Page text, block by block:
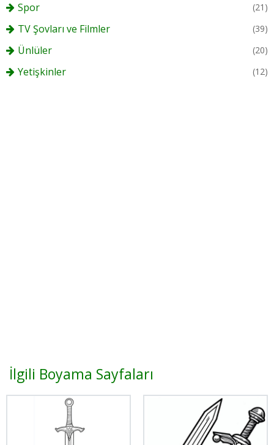
Spor (21)
TV Şovları ve Filmler (39)
Ünlüler (20)
Yetişkinler (12)
İlgili Boyama Sayfaları